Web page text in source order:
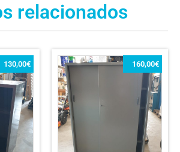
relacionados
130,00€ 160,00€